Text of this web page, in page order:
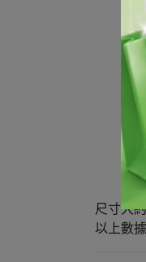
尺寸大
以上數